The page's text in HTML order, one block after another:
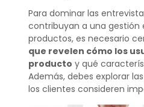
Para dominar las
contribuyan a una gestión
productos, es necesario
que revelen cómo los
producto y qué
Además, debes explorar
los clientes consideren